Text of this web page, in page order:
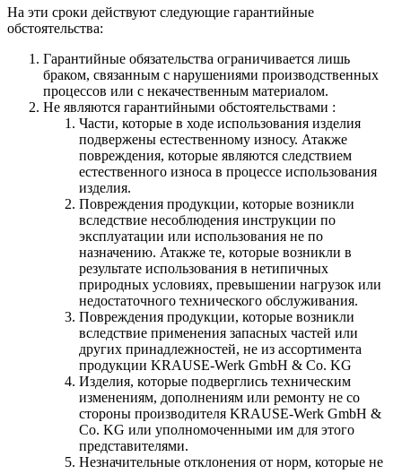
На эти сроки действуют следующие гарантийные
обстоятельства:
Гарантийные обязательства ограничивается лишь
браком, связанным с нарушениями производственных
процессов или с некачественным материалом.
Не являются гарантийными обстоятельствами :
Части, которые в ходе использования изделия
подвержены естественному износу. Атакже
повреждения, которые являются следствием
естественного износа в процессе использования
изделия.
Повреждения продукции, которые возникли
вследствие несоблюдения инструкции по
эксплуатации или использования не по
назначению. Атакже те, которые возникли в
результате использования в нетипичных
природных условиях, превышении нагрузок или
недостаточного технического обслуживания.
Повреждения продукции, которые возникли
вследствие применения запасных частей или
других принадлежностей, не из ассортимента
продукции KRAUSE-Werk GmbH & Со. KG
Изделия, которые подверглись техническим
изменениям, дополнениям или ремонту не со
стороны производителя KRAUSE-Werk GmbH &
Со. KG или уполномоченными им для этого
представителями.
Незначительные отклонения от норм, которые не